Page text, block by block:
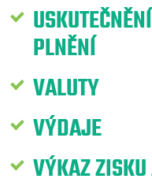
PLNĚNÍ
VALUTY
VÝDAJE
VÝKAZ